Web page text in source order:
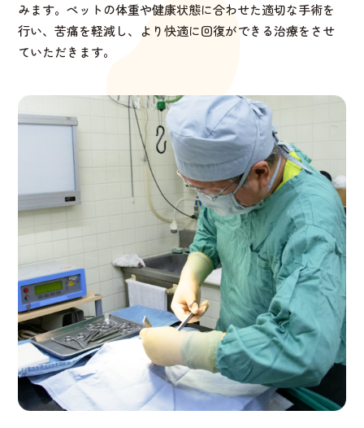
みます。ペットの体重や健康状態に合わせた適切な手術を
行い、苦痛を軽減し、より快適に回復ができる治療をさせ
ていただきます。